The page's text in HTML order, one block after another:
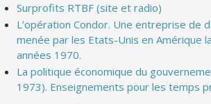
Surprofits RTBF (site et radio)
L’opération Condor. Une entreprise de
menée par les Etats-Unis en Amérique
années 1970.
La politique économique du
1973). Enseignements pour les temps